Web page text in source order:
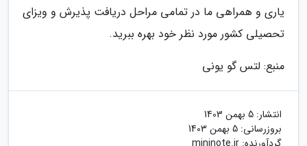
یاری و همراهی ما در تمامی مراحل دریافت پذیرش و ویزای
تحصیلی کشور مورد نظر خود بهره ببرید.
منبع: لتس گو یونی
انتشار: 5 بهمن 1403
بروزرسانی: 5 بهمن 1403